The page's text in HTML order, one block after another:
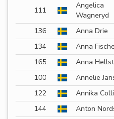
111
Angelica
Wagneryd
136 Anna Drie
134
Anna
165
Anna
100
Annelie
122
Annika
144
Anton